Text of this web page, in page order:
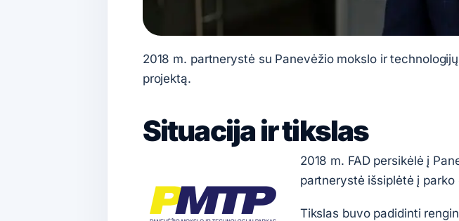
2018 m. partnerystė su Panevėžio mokslo ir
projektą.
Situacija ir tikslas
2018 m. FAD persikėlė į
partnerystė išsiplėtė į parko
Tikslas buvo padidinti